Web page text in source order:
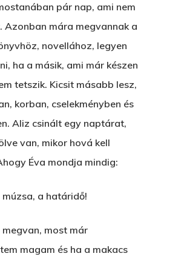
pár nap, ami nem
Azonban mára megvannak a
novellához, legyen
ha a másik, ami már készen
tetszik. Kicsit másabb lesz,
korban, cselekményben és
Aliz csinált egy naptárat,
van, mikor hová kell
Éva mondja mindig:
a határidő!
most már
magam és ha a makacs